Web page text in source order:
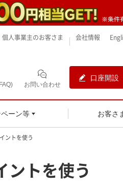
個人事業主のお客さま 会社情報
お問い合わせ
口座開設
ーン等 お客さ
ントを使う
ントを使う